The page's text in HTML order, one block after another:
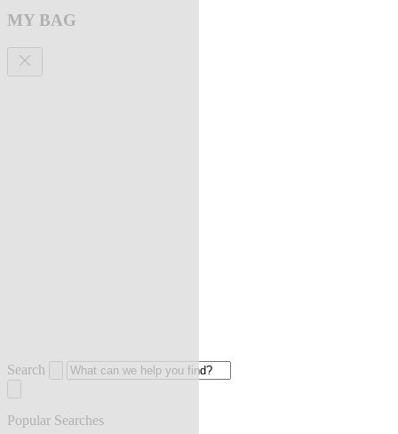
MY BAG
Search
Popular Searches